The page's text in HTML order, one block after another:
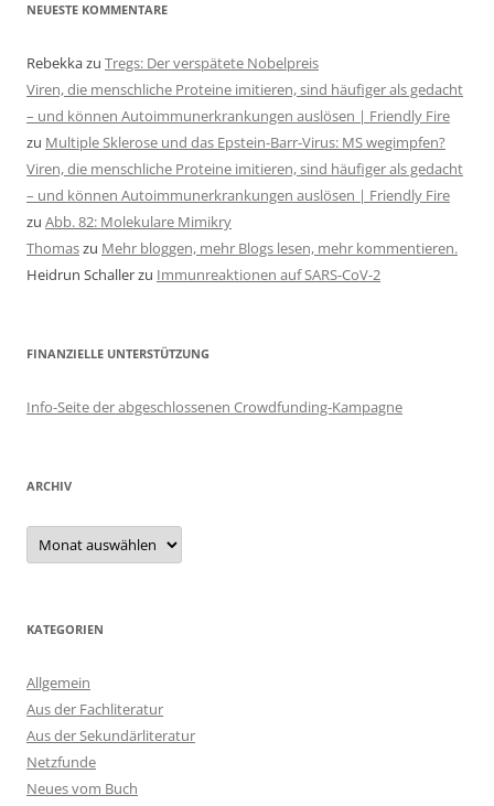
NEUESTE KOMMENTARE
Rebekkazu Tregs: Der verspätete Nobelpreis
Viren, die menschliche Proteine imitieren, sind häufiger als gedacht
– und können Autoimmunerkrankungen auslösen | Friendly Fire
zu Multiple Sklerose und das Epstein-Barr-Virus: MS wegimpfen?
Viren, die menschliche Proteine imitieren, sind häufiger als gedacht
– und können Autoimmunerkrankungen auslösen | Friendly Fire
zu Abb. 82: Molekulare Mimikry
Thomaszu Mehr bloggen, mehr Blogs lesen, mehr kommentieren.
Heidrun Schallerzu Immunreaktionen auf SARS-CoV-2
FINANZIELLE UNTERSTÜTZUNG
Info-Seite der abgeschlossenen Crowdfunding-Kampagne
ARCHIV
Archiv
KATEGORIEN
Allgemein
Aus der Fachliteratur
Aus der Sekundärliteratur
Netzfunde
Neues vom Buch